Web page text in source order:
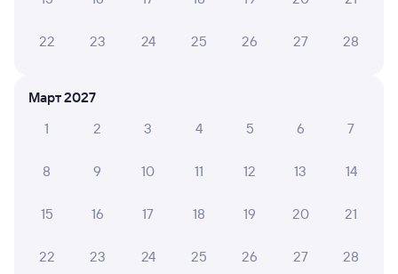
Петров Вал
Саратов-1 Пасс.
07:12 11:25
от 1 ⁠518 ⁠₽ 2 ⁠754 ⁠₽
Выберите дату
22 23 24 25 26 27 28
Март 2027
1
2 3 4 5 6 7
8 9 10 11 12 13 14
15 16 17 18 19 20 21
22 23 24 25 26 27 28